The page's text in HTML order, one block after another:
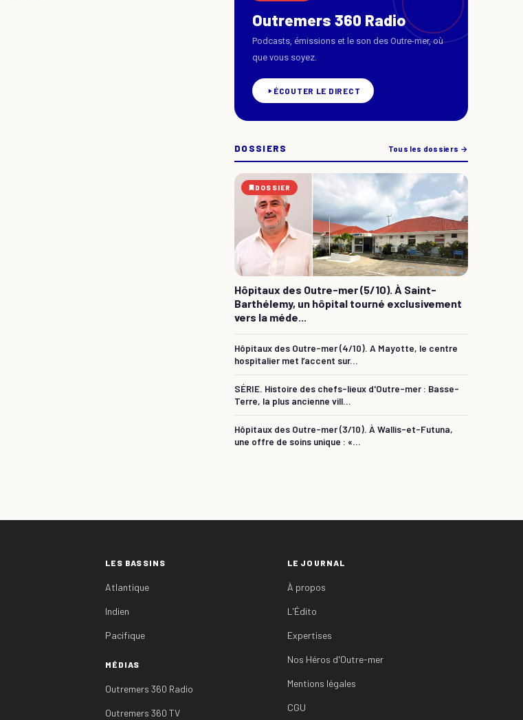
Outremers 360 Radio
Podcasts, émissions et le son des Outre-mer, où
que vous soyez.
ÉCOUTER LE DIRECT
DOSSIERS Tous les dossiers →
DOSSIER
Hôpitaux des Outre-mer (5/10). À Saint-
Barthélemy, un hôpital tourné exclusivement
vers la méde...
Hôpitaux des Outre-mer (4/10). A Mayotte, le centre
hospitalier met l’accent sur...
SÉRIE. Histoire des chefs-lieux d'Outre-mer : Basse-
Terre, la plus ancienne vill...
Hôpitaux des Outre-mer (3/10). À Wallis-et-Futuna,
une offre de soins unique : «...
LES BASSINS
Atlantique
Indien
Pacifique
MÉDIAS
Outremers 360 Radio
Outremers 360 TV
LE JOURNAL
À propos
L'Édito
Expertises
Nos Héros d'Outre-mer
Mentions légales
CGU